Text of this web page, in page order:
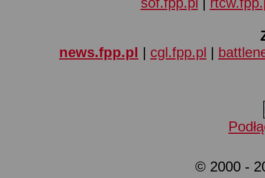
news.fpp.pl | cgl.fpp.pl |
© 2000 -